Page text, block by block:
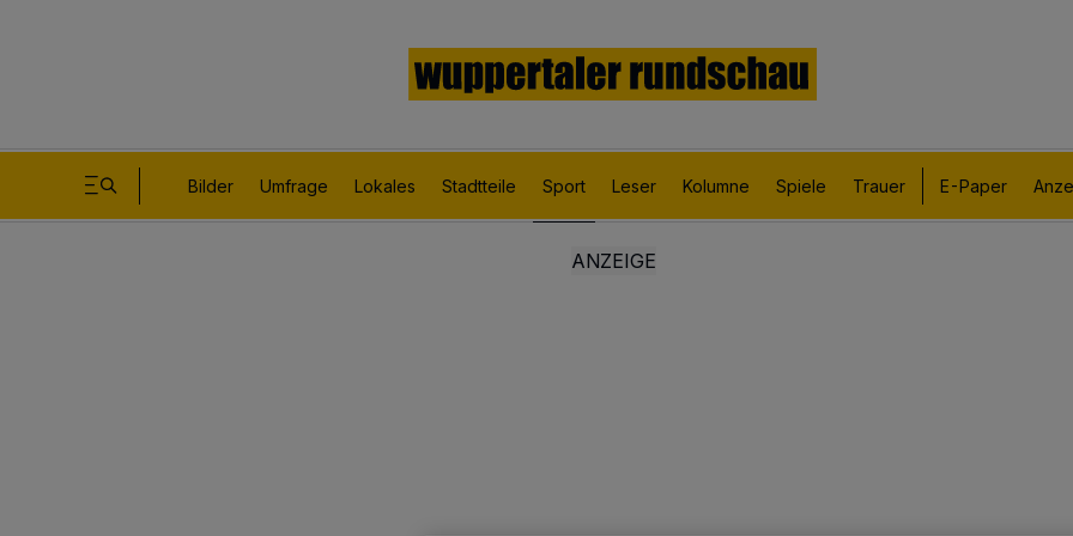
Bilder Umfrage Lokales Stadtteile Sport Leser Kolumne Spiele Trauer E-Paper